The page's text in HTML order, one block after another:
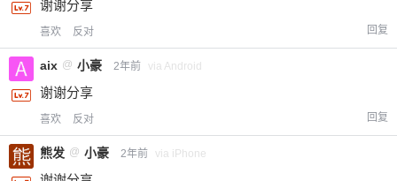
谢谢分享
喜欢 反对 回复
aix @ 小豪 2年前 via Android
谢谢分享
喜欢 反对 回复
熊发 @ 小豪 2年前 via iPhone